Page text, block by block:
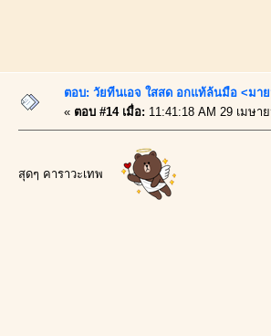
ตอบ: วัยทีนเอจ ใสสด อกแท้ล้นมือ <มา
« ตอบ #14 เมื่อ: 11:41:18 AM 29 เมษา
สุดๆ คาราวะเทพ